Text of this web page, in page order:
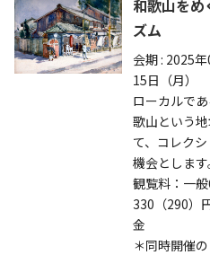
和歌山をめ
ズム
会期 : 2025
15日（月）
ローカルで
歌山という
て、コレク
機会とします
観覧料：一
330（290）
金
＊同時開催